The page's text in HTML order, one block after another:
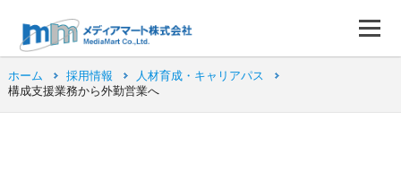
ホーム 採用情報
人材育成・キャリアパス
構成支援業務から外勤営業へ